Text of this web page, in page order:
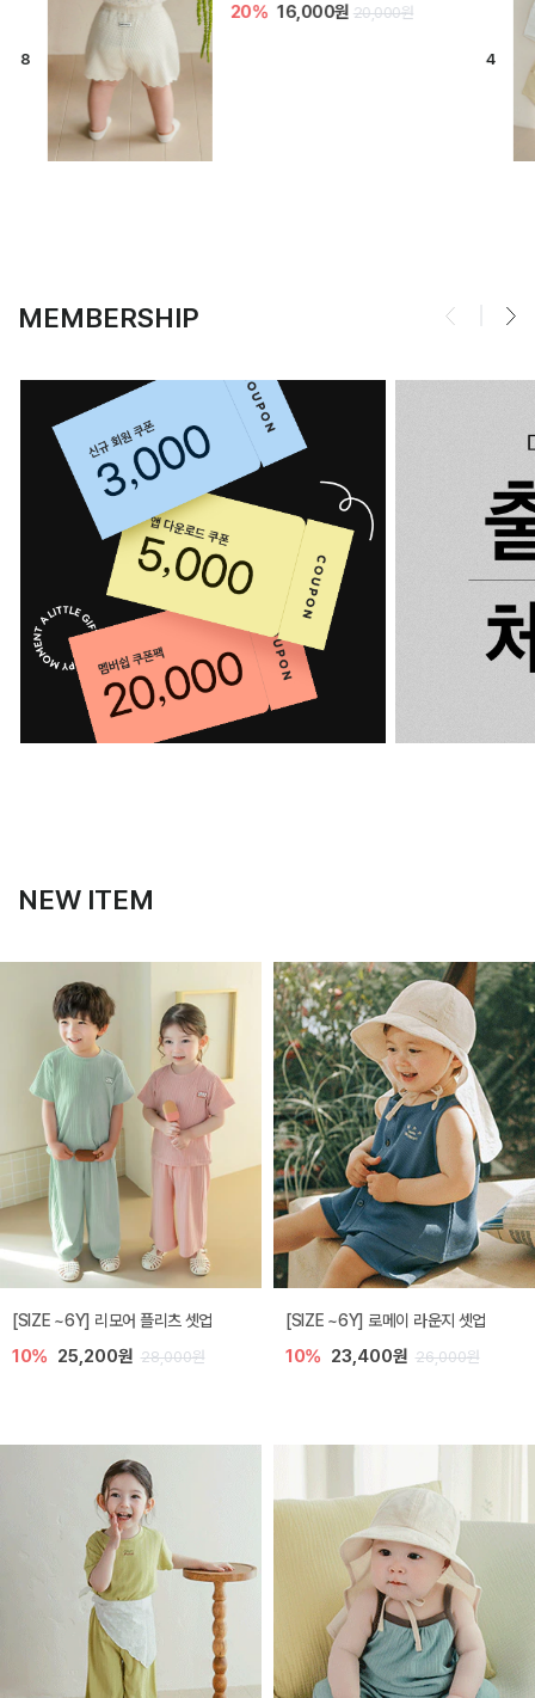
20% 16,000원 20,000원
MEMBERSHIP
NEW ITEM
[SIZE ~6Y] 리모어 플리츠 셋업
10% 25,200원 28,000원
[SIZE ~6Y] 로메이 라운지 셋업
10% 23,400원 26,000원